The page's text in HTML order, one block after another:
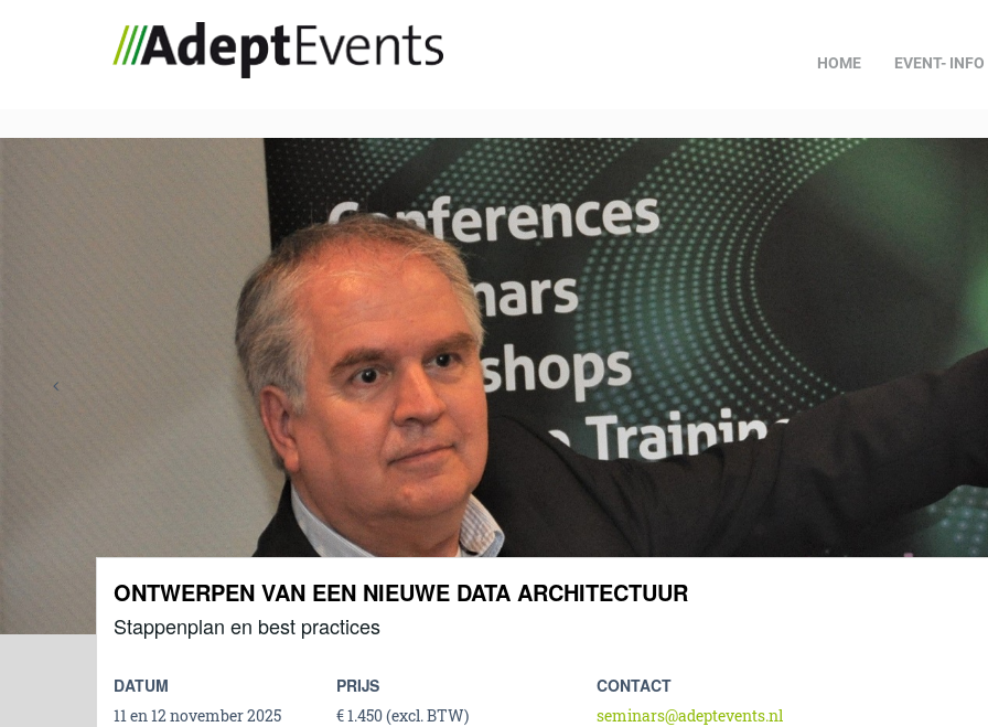
HOME EVENT- INFO
ONTWERPEN VAN EEN NIEUWE DATA ARCHITECTUUR
Stappenplan en best practices
DATUM PRIJS CONTACT
11 en 12 november 2025 € 1.450 (excl. BTW)
seminars@adeptevents.nl